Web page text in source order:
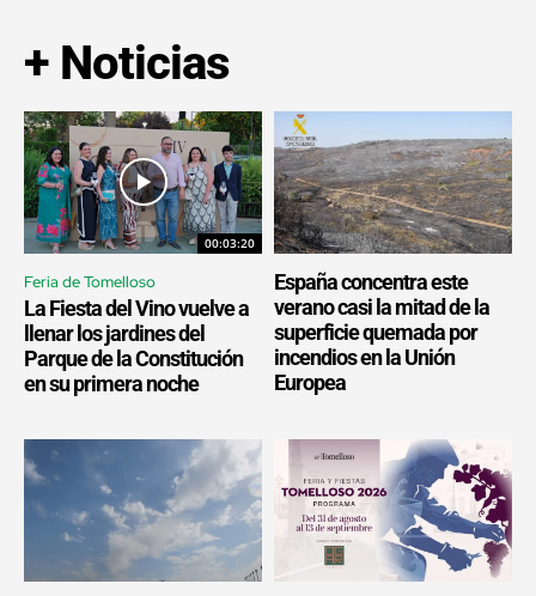
+ Noticias
00:03:20
Feria de Tomelloso
La Fiesta del Vino vuelve a
llenar los jardines del
Parque de la Constitución
en su primera noche
España concentra este
verano casi la mitad de la
superficie quemada por
incendios en la Unión
Europea